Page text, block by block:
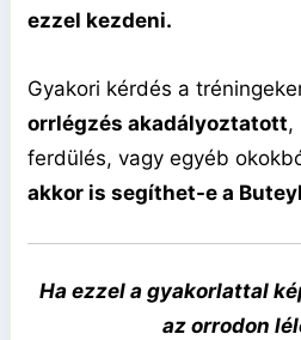
ezzel kezdeni.
Gyakori kérdés a
orrlégzés akadályoztatott,
ferdülés, vagy egyéb
akkor is segíthet-e a
Ha ezzel a gyakorlattal
az orrodon